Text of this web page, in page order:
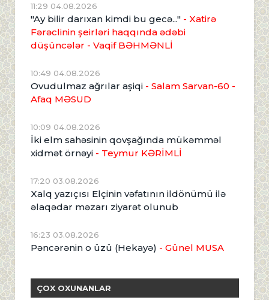
11:29 04.08.2026
"Ay bilir darıxan kimdi bu gecə..." - Xatirə
Fərəclinin şeirləri haqqında ədəbi
düşüncələr - Vaqif BƏHMƏNLİ
10:49 04.08.2026
Ovudulmaz ağrılar aşiqi - Salam Sarvan-60 -
Afaq MƏSUD
10:09 04.08.2026
İki elm sahəsinin qovşağında mükəmməl
xidmət örnəyi - Teymur KƏRİMLİ
17:20 03.08.2026
Xalq yazıçısı Elçinin vəfatının ildönümü ilə
əlaqədar məzarı ziyarət olunub
16:23 03.08.2026
Pəncərənin o üzü (Hekayə) - Günel MUSA
ÇOX OXUNANLAR